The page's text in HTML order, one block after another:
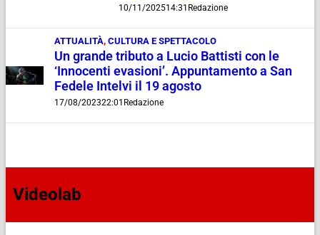
10/11/202514:31 Redazione
ATTUALITÀ,CULTURA E SPETTACOLO
Un grande tributo a Lucio Battisti con le
‘Innocenti evasioni’. Appuntamento a San
Fedele Intelvi il 19 agosto
17/08/202322:01 Redazione
Videolab